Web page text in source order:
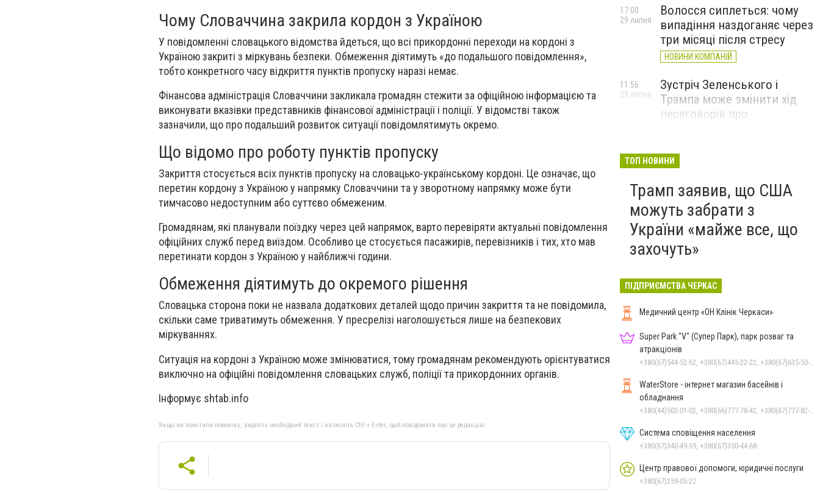
Чому Словаччина закрила кордон з Україною
У повідомленні словацького відомства йдеться, що всі прикордонні переходи на кордоні з
Україною закриті з міркувань безпеки. Обмеження діятимуть «до подальшого повідомлення»,
тобто конкретного часу відкриття пунктів пропуску наразі немає.
Фінансова адміністрація Словаччини закликала громадян стежити за офіційною інформацією та
виконувати вказівки представників фінансової адміністрації і поліції. У відомстві також
зазначили, що про подальший розвиток ситуації повідомлятимуть окремо.
Що відомо про роботу пунктів пропуску
Закриття стосується всіх пунктів пропуску на словацько-українському кордоні. Це означає, що
перетин кордону з Україною у напрямку Словаччини та у зворотному напрямку може бути
тимчасово недоступним або суттєво обмеженим.
Громадянам, які планували поїздку через цей напрямок, варто перевіряти актуальні повідомлення
офіційних служб перед виїздом. Особливо це стосується пасажирів, перевізників і тих, хто мав
перетинати кордон з Україною у найближчі години.
Обмеження діятимуть до окремого рішення
Словацька сторона поки не назвала додаткових деталей щодо причин закриття та не повідомила,
скільки саме триватимуть обмеження. У пресрелізі наголошується лише на безпекових
міркуваннях.
Ситуація на кордоні з Україною може змінюватися, тому громадянам рекомендують орієнтуватися
виключно на офіційні повідомлення словацьких служб, поліції та прикордонних органів.
Інформує shtab.info
Якщо ви помітили помилку, виділіть необхідний текст і натисніть Ctrl + Enter, щоб повідомити про це редакцію
Волосся сиплеться: чому
випадіння наздоганяє через
три місяці після стресу
НОВИНИ КОМПАНІЙ
17:00
29 липня
Зустріч Зеленського і
Трампа може змінити хід
переговорів про
11:56
29 липня
ТОП НОВИНИ
Трамп заявив, що США
можуть забрати з
України «майже все, що
захочуть»
ПІДПРИЄМСТВА ЧЕРКАС
Медичний центр «ОН Клінік Черкаси»
Super Park "V" (Супер Парк), парк розваг та
атракціонів
+380(67)544-52-62, +380(67)445-22-22, +380(67)635-50-50
WaterStore - інтернет магазин басейнів і
обладнання
+380(44)502-01-02, +380(66)777-78-42, +380(67)777-82-19, +380(67)890-80-80, +380(73)890-80-80, +380(44)502-01-03
Система сповіщення населення
+380(67)340-49-59, +380(67)350-44-68
Центр правової допомоги, юридичні послуги
+380(67)259-05-22